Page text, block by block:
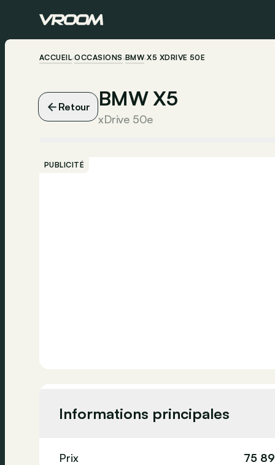
ACCUEIL OCCASIONS BMW X5 XDRIVE 50E
Retour BMW X5
xDrive 50e
PUBLICITÉ
Informations principales
Prix 75